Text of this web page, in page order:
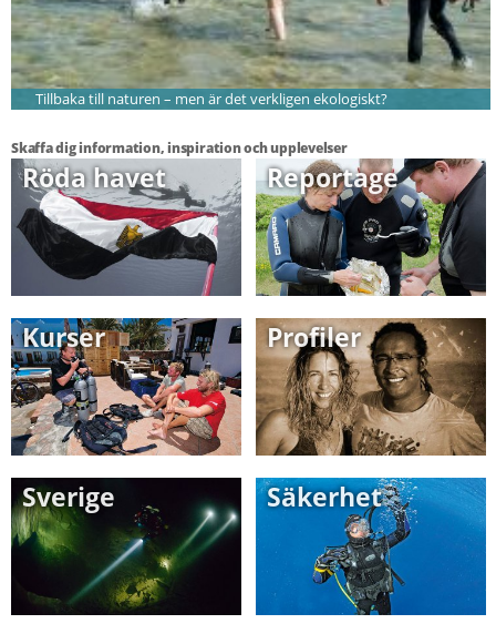
Tillbaka till naturen – men är det verkligen ekologiskt?
Skaffa dig information, inspiration och upplevelser
Röda havet Reportage
Kurser Profiler
Sverige Säkerhet